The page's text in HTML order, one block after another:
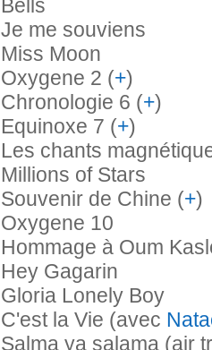
Bells
Je me souviens
Miss Moon
Oxygene 2 (+)
Chronologie 6 (+)
Equinoxe 7 (+)
Les chants
Millions of Stars
Souvenir de Chine (+)
Oxygene 10
Hommage à Oum
Hey Gagarin
Gloria Lonely Boy
C'est la Vie (avec
Salma ya salama (air